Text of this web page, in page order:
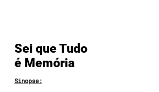
Sei que Tudo
é Memória
Sinopse: